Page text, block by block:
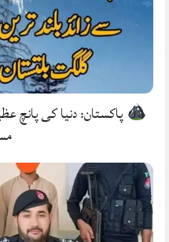
پاکستان: دنیا کی پانچ